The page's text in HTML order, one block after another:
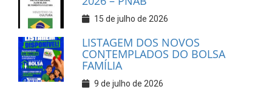
15 de julho de 2026
LISTAGEM DOS NOVOS
CONTEMPLADOS DO BOLSA
FAMÍLIA
9 de julho de 2026